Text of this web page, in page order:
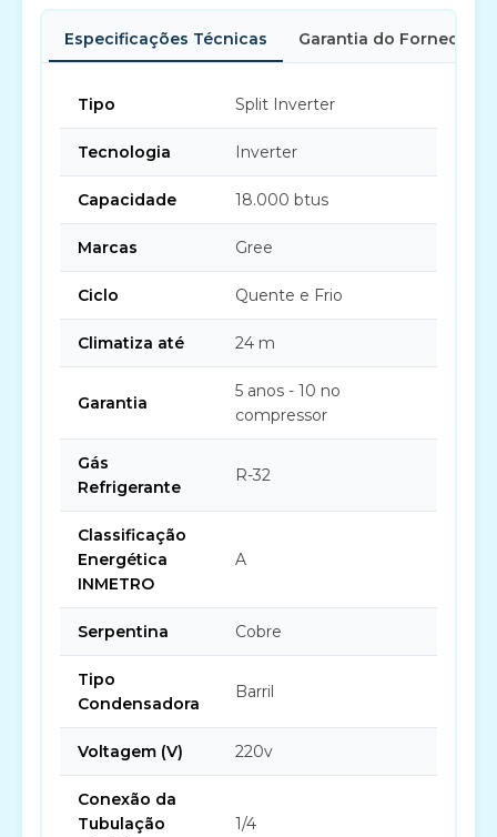
Especificações Técnicas Garantia do Fornecedor
Tipo Split Inverter
Tecnologia Inverter
Capacidade 18.000 btus
Marcas Gree
Ciclo Quente e Frio
Climatiza até 24 m
Garantia
5 anos - 10 no
compressor
Gás
Refrigerante
R-32
Classificação
Energética
INMETRO
A
Serpentina Cobre
Tipo
Condensadora
Barril
Voltagem (V) 220v
Conexão da
Tubulação
1/4